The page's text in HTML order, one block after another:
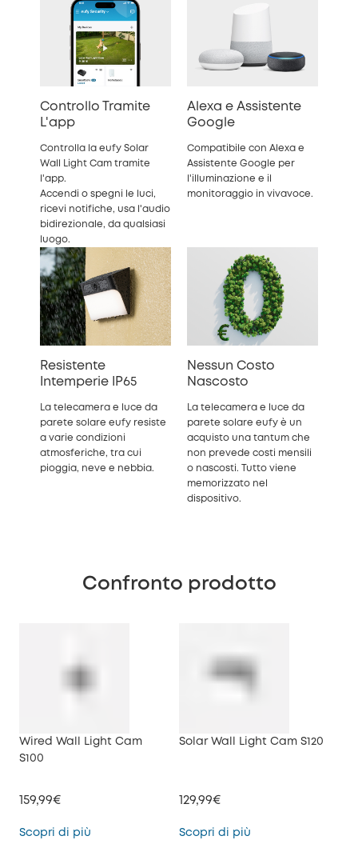
Controllo Tramite
L'app
Controlla la eufy Solar
Wall Light Cam tramite
l'app.
Accendi o spegni le luci,
ricevi notifiche, usa l'audio
bidirezionale, da qualsiasi
luogo.
Alexa e Assistente
Google
Compatibile con Alexa e
Assistente Google per
l'illuminazione e il
monitoraggio in vivavoce.
Resistente
Intemperie IP65
La telecamera e luce da
parete solare eufy resiste
a varie condizioni
atmosferiche, tra cui
pioggia, neve e nebbia.
Nessun Costo
Nascosto
La telecamera e luce da
parete solare eufy è un
acquisto una tantum che
non prevede costi mensili
o nascosti. Tutto viene
memorizzato nel
dispositivo.
Confronto prodotto
Wired Wall Light Cam
S100
159,99€
Scopri di più Wired Wall Light Cam S100
Solar Wall Light Cam S120
129,99€
Scopri di più